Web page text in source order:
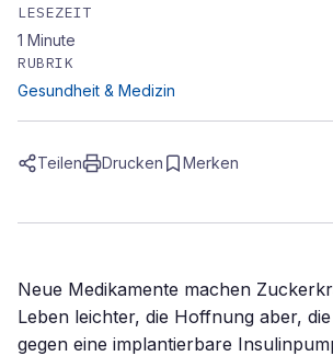
LESEZEIT
1 Minute
RUBRIK
Gesundheit & Medizin
Teilen Drucken Merken
Neue Medikamente machen
Leben leichter, die Hoffnung aber,
gegen eine implantierbare